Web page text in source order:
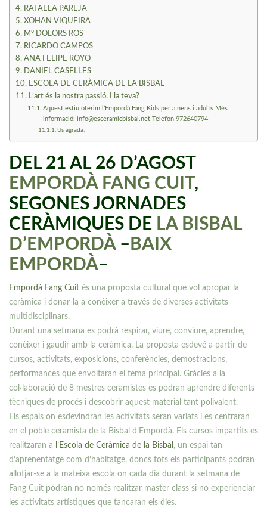
RAFAELA PAREJA
XOHAN VIQUEIRA
Mº DOLORS ROS
RICARDO CAMPOS
ANA FELIPE ROYO
DANIEL CASELLES
ESCOLA DE CERÀMICA DE LA BISBAL
L’art és la nostra passió. I la teva?
Aquest estiu oferim l’Empordà Fang Kids per a nens i adults Més
informació: info@esceramicbisbal.net Telefon 972640794
Us agrada:
DEL 21 AL 26 D’AGOST
EMPORDÀ FANG CUIT,
SEGONES JORNADES
CERÀMIQUES DE LA BISBAL
D’EMPORDÀ – BAIX
EMPORDÀ–
Empordà Fang Cuit és una proposta cultural que vol apropar la
ceràmica i donar-la a conèixer a través de diverses activitats
multidisciplinars.
Durant una setmana es podrà respirar, viure, conviure, aprendre,
conèixer i gaudir amb la ceràmica. La proposta esdevé a partir de
cursos, activitats, exposicions, conferències, demostracions,
performances que envoltaran el tema principal. Gràcies a la
col·laboració de 8 mestres ceramistes es podran aprendre diferents
tècniques de procés i descobrir aquest material tant polivalent.
Els espais on esdevindran les activitats seran variats i es centraran
en el poble ceramista de la Bisbal d’Empordà. Els cursos impartits es
realitzaran a
l’Escola de Ceràmica de la Bisbal , un espai tan
d’aprenentatge com d’habitatge, doncs tots els participants podran
allotjar-se a la mateixa escola on cada dia durant la setmana de
Fang Cuit podran no només realitzar master class si no experienciar
les activitats artístiques que tancaran els dies.